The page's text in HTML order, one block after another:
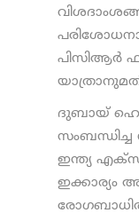
പിസിആര്‍
യാത്രാനുമതി
ദുബായ്
സംബന്ധിച്ച
ഇന്ത്യ
ഇക്കാര്യം